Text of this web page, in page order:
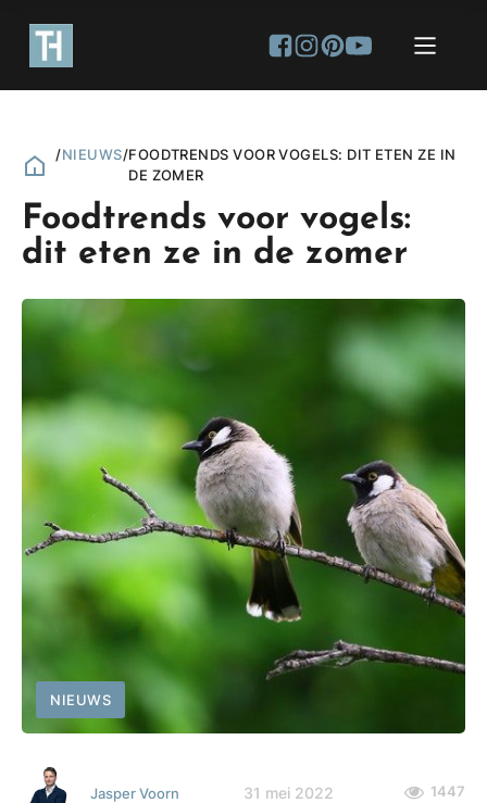
/NIEUWS/FOODTRENDS VOOR VOGELS: DIT ETEN ZE IN
DE ZOMER
Foodtrends voor vogels:
dit eten ze in de zomer
NIEUWS
Jasper Voorn 31 mei 2022 1447